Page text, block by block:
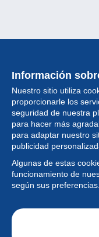
Información
Nuestro sitio utiliza
proporcionarle los
seguridad de nuestra
para hacer más
para adaptar nuestro
publicidad
Algunas de estas
funcionamiento de
según sus preferencias.
Colección
Noticias
Funcionalidad
Empresa